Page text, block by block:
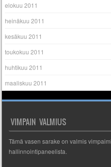
elokuu 2011
heinäkuu 2011
kesäkuu 2011
toukokuu 2011
huhtikuu 2011
maaliskuu 2011
VIMPAIN VALMIUS
Tämä vasen sarake on valmis
hallinnointipaneelista.